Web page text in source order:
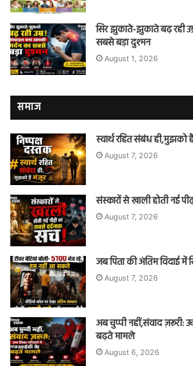
सिर झुकाते-झुकाते बढ़ रही
सबसे बड़ा दुश्मन
August 1, 2026
समाज
स्वार्थ रहित संबंध ही,मुझको
August 7, 2026
संस्कारों से खाली होती नई
August 7, 2026
जब पिता की अंतिम विदाई में
August 7, 2026
अब चुप्पी नहीं,संवाद ज़रूरी:
बढ़ते मामले
August 6, 2026